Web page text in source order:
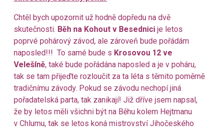
Chtěl bych upozornit už hodně dopředu na dvě
skutečnosti. Běh na Kohout v Besednici je letos
poprvé pohárový závod, ale zároveň bude pořádám
naposled!!! To samé bude s Krosovou 12 ve
Velešíně, také bude pořádána naposled a je v poháru,
tak se tam přijeďte rozloučit za ta léta s těmito poměrně
tradičnímu závody. Pokud se závodu nechopí jiná
pořadatelská parta, tak zanikají! Již dříve jsem napsal,
že by letos měli všichni být na Běhu kolem Hejtmanu
v Chlumu, tak se letos koná mistrovství Jihočeského